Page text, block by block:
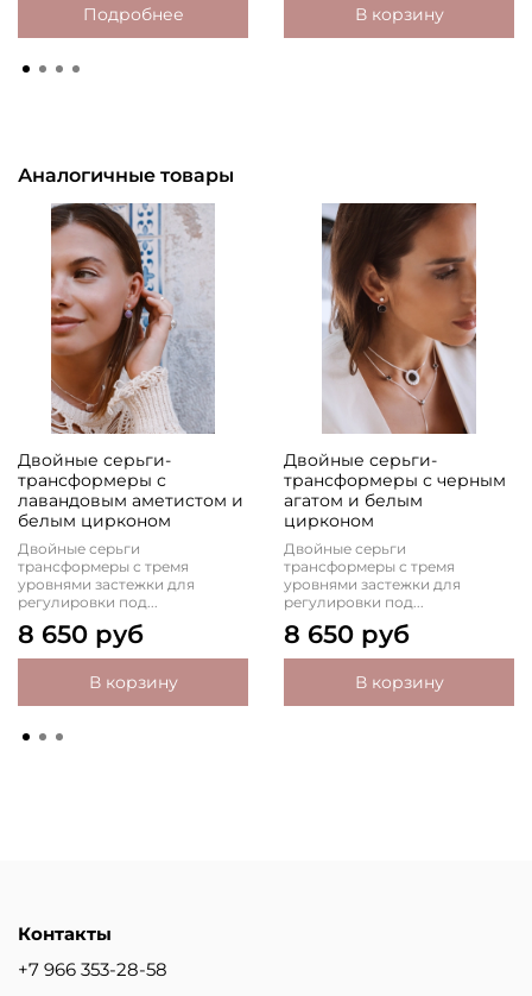
Подробнее В корзину
Аналогичные товары
Двойные серьги-
трансформеры с
лавандовым аметистом и
белым цирконом
Двойные серьги
трансформеры с тремя
уровнями застежки для
регулировки под...
8 650 руб
В корзину
Двойные серьги-
трансформеры с черным
агатом и белым
цирконом
Двойные серьги
трансформеры с тремя
уровнями застежки для
регулировки под...
8 650 руб
В корзину
Контакты
+7 966 353-28-58